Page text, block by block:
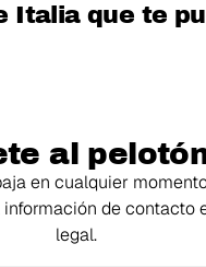
Italia que te
al
en cualquier
de contacto
legal.